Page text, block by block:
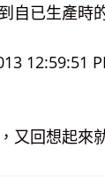
自已生產時
12:59:51
又回想起來